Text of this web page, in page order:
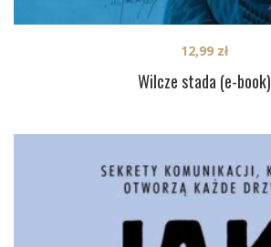
Wilcze stada (e-book)
12,99 zł